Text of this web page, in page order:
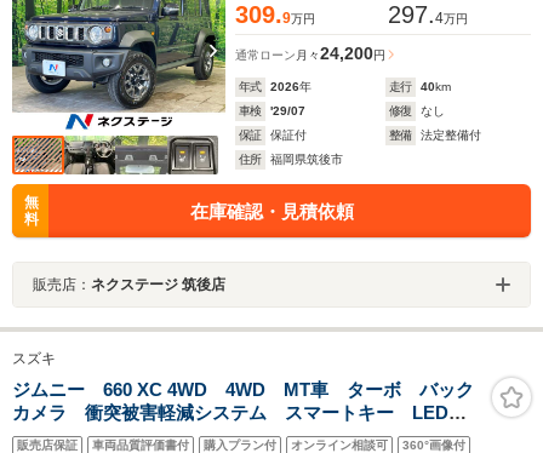
309.9万円 297.4万円
通常ローン 月々24,200円
年式 2026年 走行 40km
車検
'29/07 修復
なし
保証
保証付 整備
法定整備付
住所
福岡県筑後市
無
料
在庫確認・見積依頼
販売店： ネクステージ 筑後店
スズキ
ジムニー 660 XC 4WD 4WD MT車 ターボ バック
カメラ 衝突被害軽減システム スマートキー LEDヘ
ッド クルコン 純正16インチアルミ オートハイビー
販売店保証 車両品質評価書付 購入プラン付 オンライン相談可 360°画像付